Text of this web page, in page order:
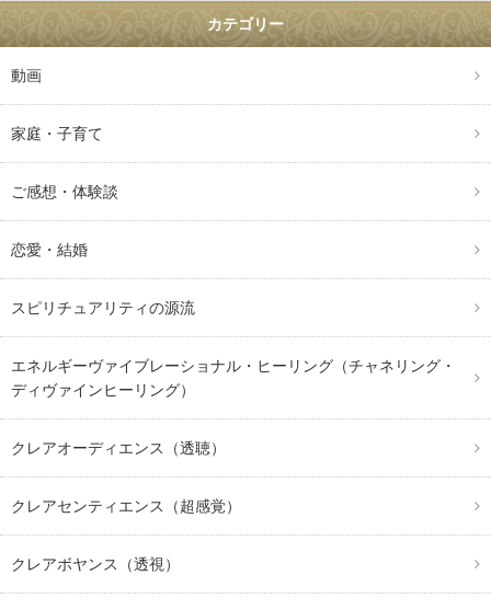
カテゴリー
動画
家庭・子育て
ご感想・体験談
恋愛・結婚
スピリチュアリティの源流
エネルギーヴァイブレーショナル・ヒーリング（チャネリング・
ディヴァインヒーリング）
クレアオーディエンス（透聴）
クレアセンティエンス（超感覚）
クレアボヤンス（透視）